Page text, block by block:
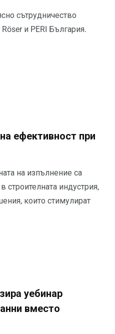
сътрудничество
и PERI България.
ефективност при
на изпълнение са
строителната индустрия,
които стимулират
уебинар
вместо